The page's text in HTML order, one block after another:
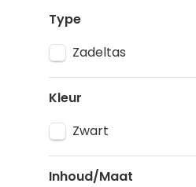
Type
Zadeltas
Kleur
Zwart
Inhoud/Maat